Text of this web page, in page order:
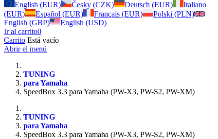
English (EUR)
Česky (CZK) Deutsch (EUR)
Italiano
(EUR)
Español (EUR) Français (EUR)
Polski (PLN)
English (GBP)
English (USD)
Ir al carrito0
Carrito Está vacío
Abrir el menú
TUNING
para Yamaha
SpeedBox 3.3 para Yamaha (PW-X3, PW-S2, PW-XM)
TUNING
para Yamaha
SpeedBox 3.3 para Yamaha (PW-X3, PW-S2, PW-XM)